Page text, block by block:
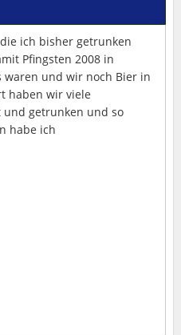
ich bisher getrunken
Pfingsten 2008 in
waren und wir noch Bier in
haben wir viele
und getrunken und so
habe ich